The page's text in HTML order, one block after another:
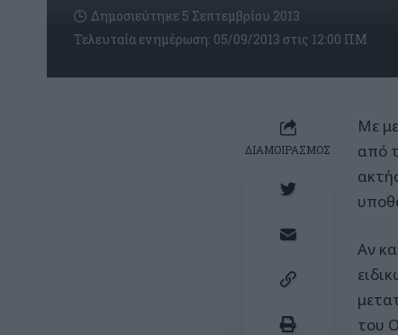
Τελευταία ενημέρωση: 05/09/2013 στις 12:00 ΠΜ
Δημοσιεύτηκε 5 Σεπτεμβρίου 2013
ΔΙΑΜΟΙΡΑΣΜΟΣ
Με
από
Αν
του